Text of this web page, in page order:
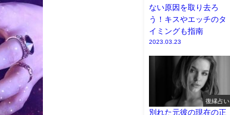
ない原因を取り去ろ
う！キスやエッチのタ
イミングも指南
2023.03.23
復縁占い
別れた元彼の現在の正